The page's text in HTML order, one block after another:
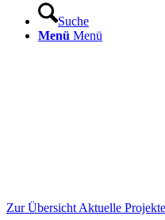
Suche
Menü Menü
Zur Übersicht Aktuelle Projekte